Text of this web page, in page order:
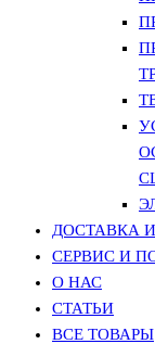
ДОСТАВКА
СЕРВИС И
О НАС
СТАТЬИ
ВСЕ ТОВАРЫ